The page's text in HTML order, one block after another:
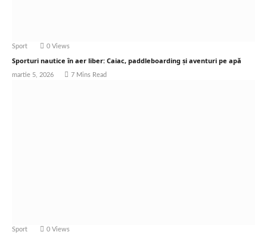
Sport 0 Views
Sporturi nautice în aer liber: Caiac, paddleboarding și aventuri pe apă
martie 5, 2026 7 Mins Read
Sport 0 Views